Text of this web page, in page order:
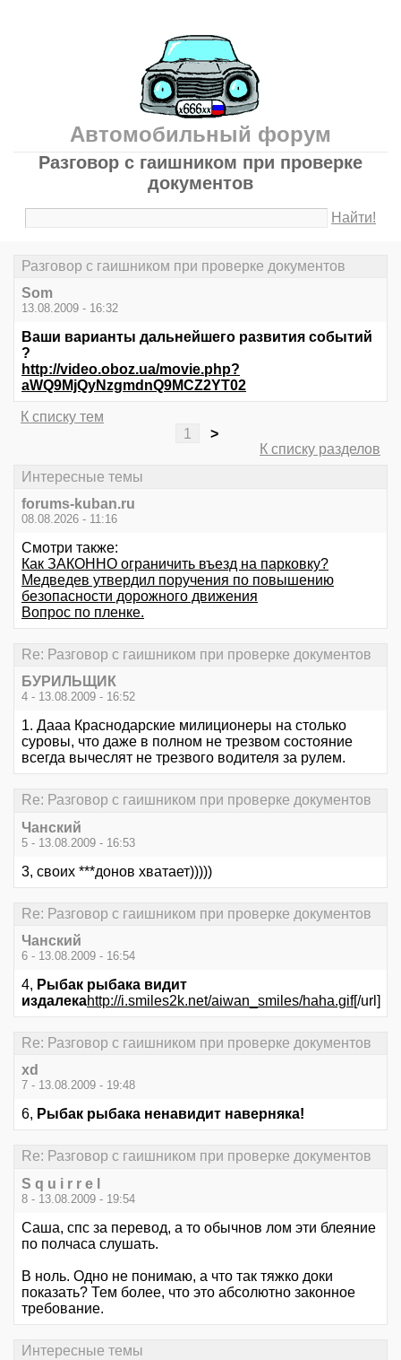
Автомобильный форум
Разговор с гаишником при проверке
документов
Найти!
Разговор с гаишником при проверке документов
Som
13.08.2009 - 16:32
Ваши варианты дальнейшего развития событий
?
http://video.oboz.ua/movie.php?
aWQ9MjQyNzgmdnQ9MCZ2YT02
К списку тем
1
>
К списку разделов
Интересные темы
forums-kuban.ru
08.08.2026 - 11:16
Смотри также:
Как ЗАКОННО ограничить въезд на парковку?
Медведев утвердил поручения по повышению
безопасности дорожного движения
Вопрос по пленке.
Re: Разговор с гаишником при проверке документов
БУРИЛЬЩИК
4 - 13.08.2009 - 16:52
1. Дааа Краснодарские милиционеры на столько
суровы, что даже в полном не трезвом состояние
всегда вычеслят не трезвого водителя за рулем.
Re: Разговор с гаишником при проверке документов
Чанский
5 - 13.08.2009 - 16:53
3, своих ***донов хватает)))))
Re: Разговор с гаишником при проверке документов
Чанский
6 - 13.08.2009 - 16:54
4, Рыбак рыбака видит
издалекаhttp://i.smiles2k.net/aiwan_smiles/haha.gif[/url]
Re: Разговор с гаишником при проверке документов
xd
7 - 13.08.2009 - 19:48
6, Рыбак рыбака ненавидит наверняка!
Re: Разговор с гаишником при проверке документов
S q u i r r e l
8 - 13.08.2009 - 19:54
Саша, спс за перевод, а то обычнов лом эти блеяние
по полчаса слушать.
В ноль. Одно не понимаю, а что так тяжко доки
показать? Тем более, что это абсолютно законное
требование.
Интересные темы